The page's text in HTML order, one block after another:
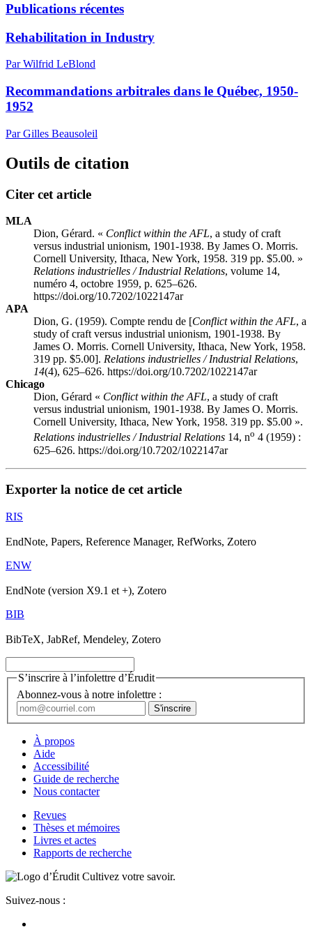
Publications récentes
Rehabilitation in Industry
Par Wilfrid LeBlond
Recommandations arbitrales dans le Québec, 1950-
1952
Par Gilles Beausoleil
Outils de citation
Citer cet article
MLA
Dion, Gérard. « Conflict within the AFL, a study of craft
versus industrial unionism, 1901-1938. By James O. Morris.
Cornell University, Ithaca, New York, 1958. 319 pp. $5.00. »
Relations industrielles / Industrial Relations, volume 14,
numéro 4, octobre 1959, p. 625–626.
https://doi.org/10.7202/1022147ar
APA
Dion, G. (1959). Compte rendu de [Conflict within the AFL, a
study of craft versus industrial unionism, 1901-1938. By
James O. Morris. Cornell University, Ithaca, New York, 1958.
319 pp. $5.00]. Relations industrielles / Industrial Relations,
14(4), 625–626. https://doi.org/10.7202/1022147ar
Chicago
Dion, Gérard « Conflict within the AFL, a study of craft
versus industrial unionism, 1901-1938. By James O. Morris.
Cornell University, Ithaca, New York, 1958. 319 pp. $5.00 ».
Relations industrielles / Industrial Relations 14, no 4 (1959) :
625–626. https://doi.org/10.7202/1022147ar
Exporter la notice de cet article
RIS
EndNote, Papers, Reference Manager, RefWorks, Zotero
ENW
EndNote (version X9.1 et +), Zotero
BIB
BibTeX, JabRef, Mendeley, Zotero
S’inscrire à l’infolettre d’Érudit
Abonnez-vous à notre infolettre :
À propos
Aide
Accessibilité
Guide de recherche
Nous contacter
Revues
Thèses et mémoires
Livres et actes
Rapports de recherche
Cultivez votre savoir.
Suivez-nous :